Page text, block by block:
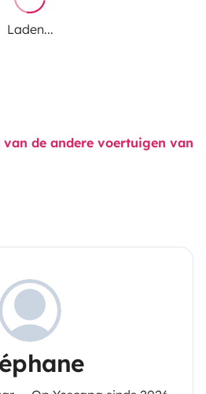
Laden...
de andere voertuigen van